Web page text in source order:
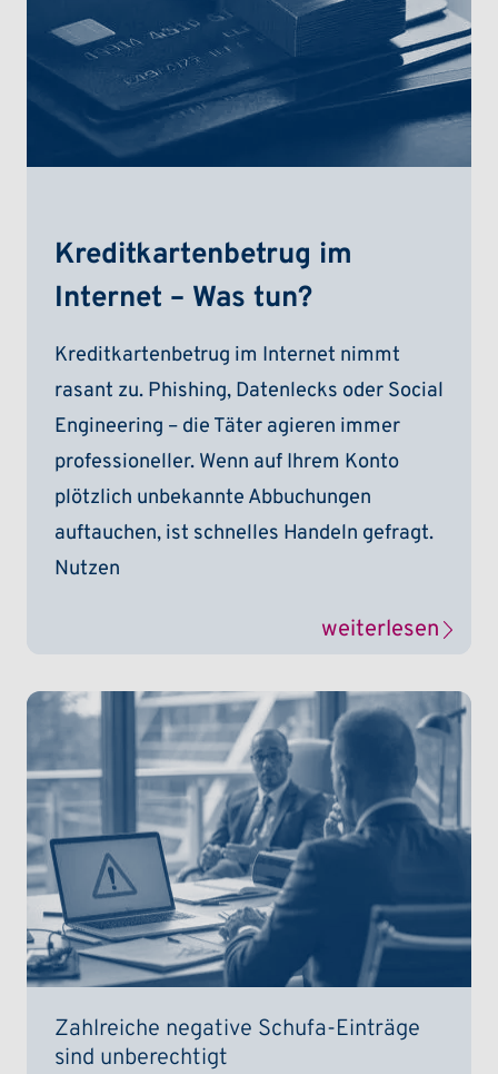
Kreditkartenbetrug im
Internet – Was tun?
Kreditkartenbetrug im Internet nimmt
rasant zu. Phishing, Datenlecks oder Social
Engineering – die Täter agieren immer
professioneller. Wenn auf Ihrem Konto
plötzlich unbekannte Abbuchungen
auftauchen, ist schnelles Handeln gefragt.
Nutzen
weiterlesen
Zahlreiche negative Schufa-Einträge
sind unberechtigt